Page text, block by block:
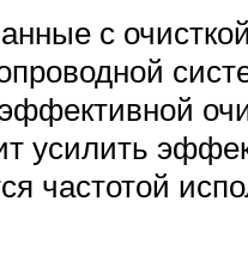
с
эффективной
усилить
частотой